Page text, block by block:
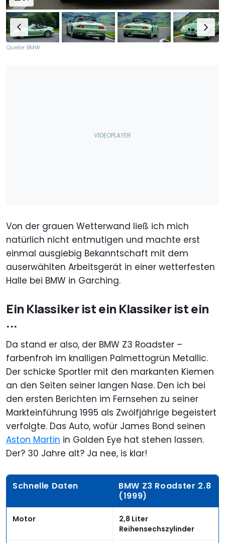
Quelle: BMW
Von der grauen Wetterwand ließ ich mich
natürlich nicht entmutigen und machte erst
einmal ausgiebig Bekanntschaft mit dem
auserwählten Arbeitsgerät in einer wetterfesten
Halle bei BMW in Garching.
Ein Klassiker ist ein Klassiker ist ein
...
Da stand er also, der BMW Z3 Roadster –
farbenfroh im knalligen Palmettogrün Metallic.
Der schicke Sportler mit den markanten Kiemen
an den Seiten seiner langen Nase. Den ich bei
den ersten Berichten im Fernsehen zu seiner
Markteinführung 1995 als Zwölfjährige begeistert
verfolgte. Das Auto, wofür James Bond seinen
Aston Martin in Golden Eye hat stehen lassen.
Der? 30 Jahre alt? Ja nee, is klar!
Schnelle Daten
BMW Z3 Roadster 2.8
(1999)
Motor
2,8 Liter
Reihensechszylinder